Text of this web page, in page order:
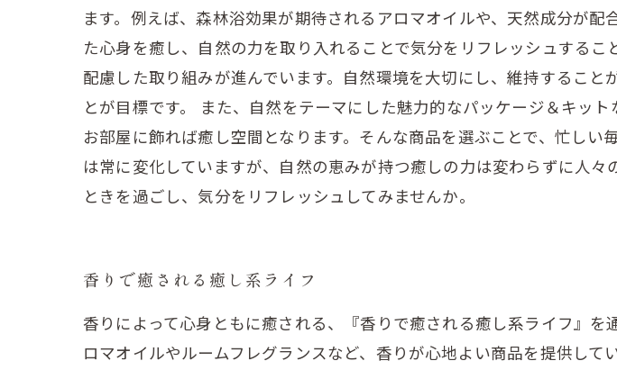
ます。例えば、森林浴効果が期待されるアロマオイルや、天然成分が
た心身を癒し、自然の力を取り入れることで気分をリフレッシュする
配慮した取り組みが進んでいます。自然環境を大切にし、維持するこ
とが目標です。 また、自然をテーマにした魅力的なパッケージ＆キッ
お部屋に飾れば癒し空間となります。そんな商品を選ぶことで、忙し
は常に変化していますが、自然の恵みが持つ癒しの力は変わらずに人
ときを過ごし、気分をリフレッシュしてみませんか。
香りで癒される癒し系ライフ
香りによって心身ともに癒される、『香りで癒される癒し系ライフ』
ロマオイルやルームフレグランスなど、香りが心地よい商品を提供し